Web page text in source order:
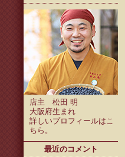
店主 松田 明
大阪府生まれ
詳しいプロフィールはこ
ちら 。
最近のコメント